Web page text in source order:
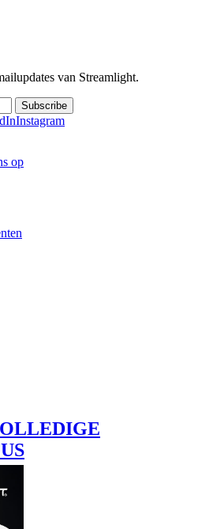
van Streamlight.
Subscribe
Instagram
op